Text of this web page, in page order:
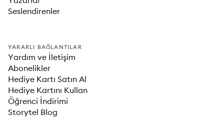
Seslendirenler
YARARLI BAĞLANTILAR
Yardım ve İletişim
Abonelikler
Hediye Kartı Satın Al
Hediye Kartını Kullan
Öğrenci İndirimi
Storytel Blog